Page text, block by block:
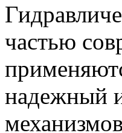
частью
надежный